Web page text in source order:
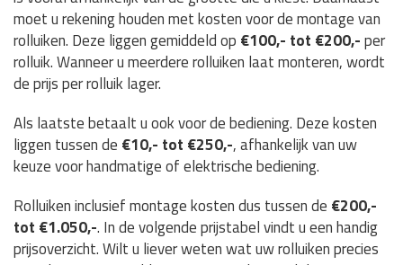
moet u rekening houden met kosten voor de montage van
rolluiken. Deze liggen gemiddeld op €100,- tot €200,-per
rolluik. Wanneer u meerdere rolluiken laat monteren, wordt
de prijs per rolluik lager.
Als laatste betaalt u ook voor de bediening. Deze kosten
liggen tussen de €10,- tot €250,-, afhankelijk van uw
keuze voor handmatige of elektrische bediening.
Rolluiken inclusief montage kosten dus tussen de €200,-
tot €1.050,-. In de volgende prijstabel vindt u een handig
prijsoverzicht. Wilt u liever weten wat uw rolluiken precies